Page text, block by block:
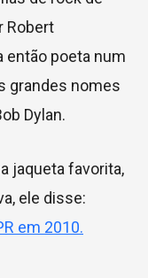
Robert
então poeta num
grandes nomes
Dylan.
jaqueta favorita,
ele disse:
em 2010.